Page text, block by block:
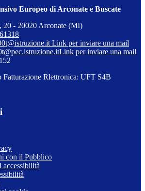
Europeo di Arconate e Buscate
20 - 20020 Arconate (MI)
Link per inviare una mail
Link per inviare una mail
Fatturazione Rlettronica: UFT S4B
con il Pubblico